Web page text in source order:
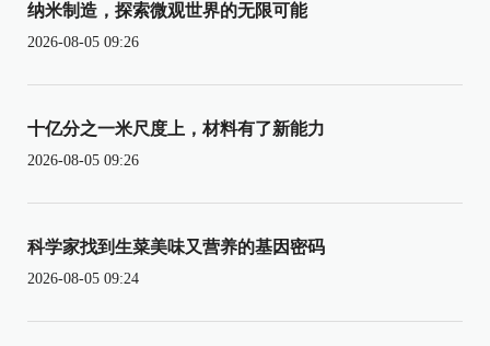
纳米制造，探索微观世界的无限可能
2026-08-05 09:26
十亿分之一米尺度上，材料有了新能力
2026-08-05 09:26
科学家找到生菜美味又营养的基因密码
2026-08-05 09:24